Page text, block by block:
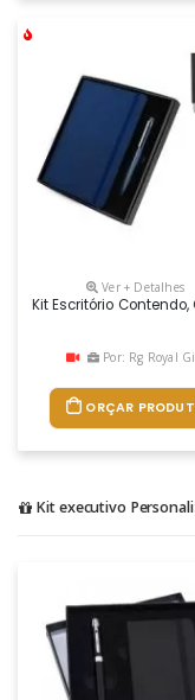
Ver + Detalhes
Kit Escritório
Por: Rg Royal
ORÇAR
Kit executivo